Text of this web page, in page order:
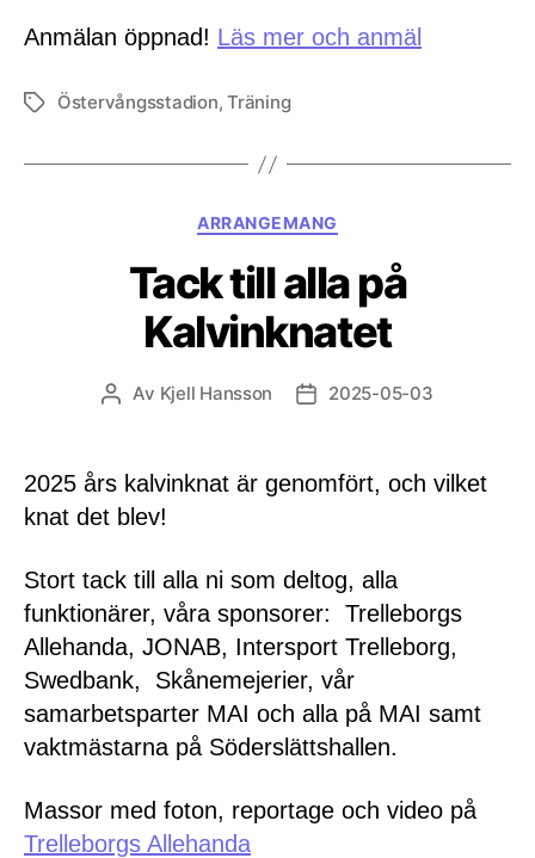
Anmälan öppnad! Läs mer och anmäl
EtiketterÖstervångsstadion,Träning
Kategorier
ARRANGEMANG
Tack till alla på
Kalvinknatet
Inläggsförfattare
Av Kjell Hansson Inläggsdatum
2025-05-03
2025 års kalvinknat är genomfört, och vilket
knat det blev!
Stort tack till alla ni som deltog, alla
funktionärer, våra sponsorer: Trelleborgs
Allehanda, JONAB, Intersport Trelleborg,
Swedbank, Skånemejerier, vår
samarbetsparter MAI och alla på MAI samt
vaktmästarna på Söderslättshallen.
Massor med foton, reportage och video på
Trelleborgs Allehanda